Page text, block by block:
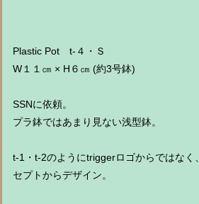
Plastic Pot t-４・Ｓ
W１１㎝ × H６㎝ (約3号鉢)
SSNに依頼。
プラ鉢ではあまり見ない浅型鉢。
t-1・t-2のようにtriggerロゴからではなく
セプトからデザイン。